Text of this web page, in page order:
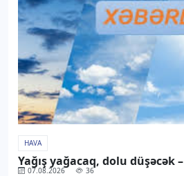
HAVA
Yağış yağacaq, dolu düşəcək –
07.08.2026 36